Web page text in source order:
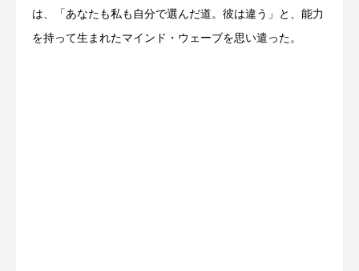
は、「あなたも私も自分で選んだ道。彼は違う」と、能力
を持って生まれたマインド・ウェーブを思い遣った。